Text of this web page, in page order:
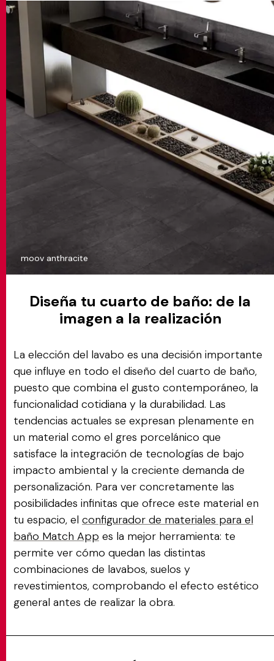
moov anthracite
Diseña tu cuarto de baño: de la
imagen a la realización
La elección del lavabo es una decisión importante
que influye en todo el diseño del cuarto de baño,
puesto que combina el gusto contemporáneo, la
funcionalidad cotidiana y la durabilidad. Las
tendencias actuales se expresan plenamente en
un material como el gres porcelánico que
satisface la integración de tecnologías de bajo
impacto ambiental y la creciente demanda de
personalización. Para ver concretamente las
posibilidades infinitas que ofrece este material en
tu espacio, el configurador de materiales para el
baño Match App es la mejor herramienta: te
permite ver cómo quedan las distintas
combinaciones de lavabos, suelos y
revestimientos, comprobando el efecto estético
general antes de realizar la obra.